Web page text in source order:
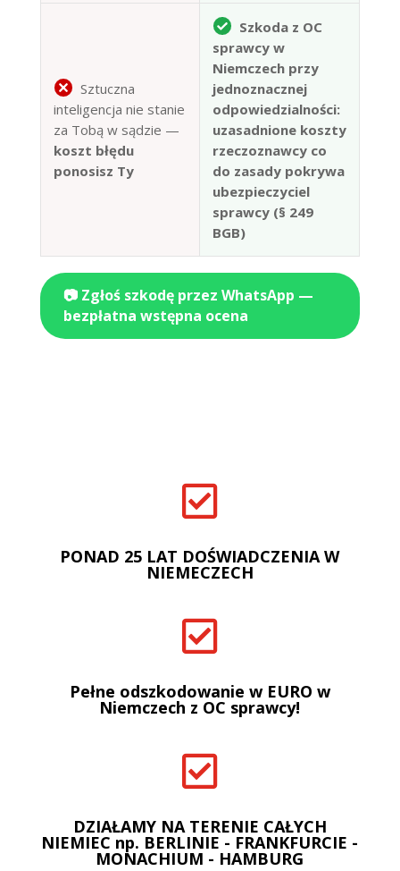
Sztuczna
inteligencja nie stanie
za Tobą w sądzie —
koszt błędu
ponosisz Ty
Szkoda z OC
sprawcy w
Niemczech przy
jednoznacznej
odpowiedzialności:
uzasadnione koszty
rzeczoznawcy co
do zasady pokrywa
ubezpieczyciel
sprawcy (§ 249
BGB)
📷 Zgłoś szkodę przez WhatsApp —
bezpłatna wstępna ocena

PONAD 25 LAT DOŚWIADCZENIA W
NIEMECZECH

Pełne odszkodowanie w EURO w
Niemczech z OC sprawcy!

DZIAŁAMY NA TERENIE CAŁYCH
NIEMIEC np. BERLINIE - FRANKFURCIE -
MONACHIUM - HAMBURG